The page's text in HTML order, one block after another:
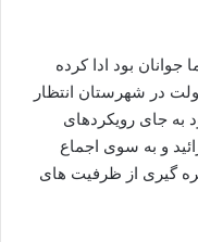
بود ادا کرده
در شهرستان انتظار
جای رویکردهای
و به سوی اجماع
گیری از ظرفیت های